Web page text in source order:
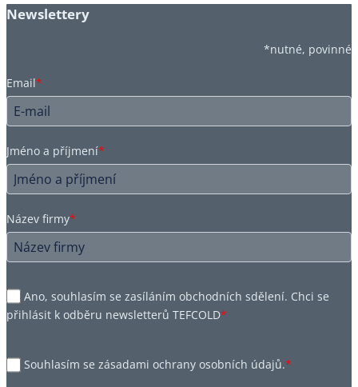
Newslettery
*nutné, povinné
Email*
Jméno a příjmení*
Název firmy*
Ano, souhlasím se zasíláním obchodních sdělení. Chci se
přihlásit k odběru newsletterů TEFCOLD*
Souhlasím se zásadami ochrany osobních údajů.*